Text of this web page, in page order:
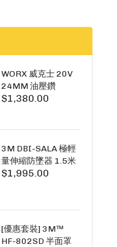
WORX 威克士 20V
24MM 油壓鑽
WU385.3（雙5A電
$1,380.00
3M DBI-SALA 極輕
量伸縮防墜器 1.5米
(雙鉤) 3101754
TWINS
$1,995.00
[優惠套裝] 3M™
HF-802SD 半面罩